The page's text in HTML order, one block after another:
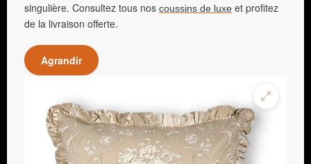
singulière. Consultez tous nos coussins de luxe et profitez
de la livraison offerte.
Agrandir